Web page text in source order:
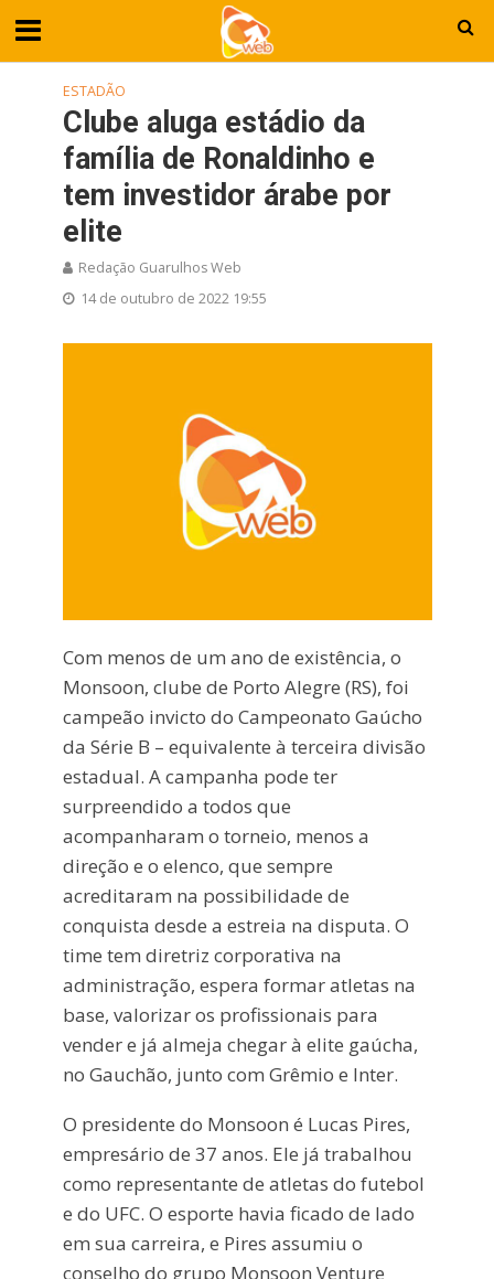
ESTADÃO
Clube aluga estádio da
família de Ronaldinho e
tem investidor árabe por
elite
Redação Guarulhos Web
14 de outubro de 2022 19:55
Com menos de um ano de existência, o
Monsoon, clube de Porto Alegre (RS), foi
campeão invicto do Campeonato Gaúcho
da Série B – equivalente à terceira divisão
estadual. A campanha pode ter
surpreendido a todos que
acompanharam o torneio, menos a
direção e o elenco, que sempre
acreditaram na possibilidade de
conquista desde a estreia na disputa. O
time tem diretriz corporativa na
administração, espera formar atletas na
base, valorizar os profissionais para
vender e já almeja chegar à elite gaúcha,
no Gauchão, junto com Grêmio e Inter.
O presidente do Monsoon é Lucas Pires,
empresário de 37 anos. Ele já trabalhou
como representante de atletas do futebol
e do UFC. O esporte havia ficado de lado
em sua carreira, e Pires assumiu o
conselho do grupo Monsoon Venture